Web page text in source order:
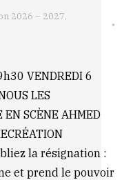
2026 – 2027,
VENDREDI 6
LES
SCÈNE AHMED
la résignation :
et prend le pouvoir